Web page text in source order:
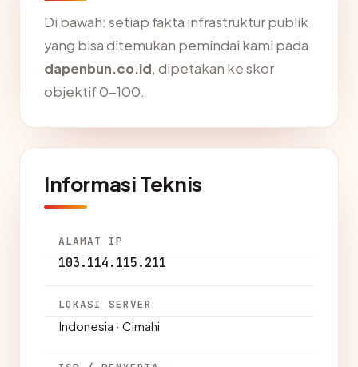
Di bawah: setiap fakta infrastruktur publik
yang bisa ditemukan pemindai kami pada
dapenbun.co.id, dipetakan ke skor
objektif 0-100.
Informasi Teknis
ALAMAT IP
103.114.115.211
LOKASI SERVER
Indonesia · Cimahi